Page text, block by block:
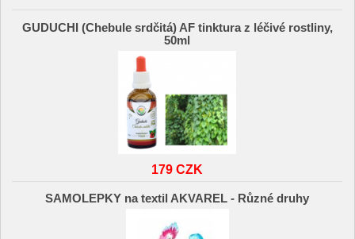
GUDUCHI (Chebule srdčitá) AF tinktura z léčivé rostliny,
50ml
179 CZK
SAMOLEPKY na textil AKVAREL - Různé druhy